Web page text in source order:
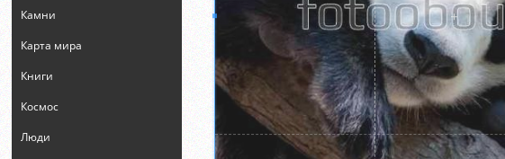
Камни
Карта мира
Книги
Космос
Люди